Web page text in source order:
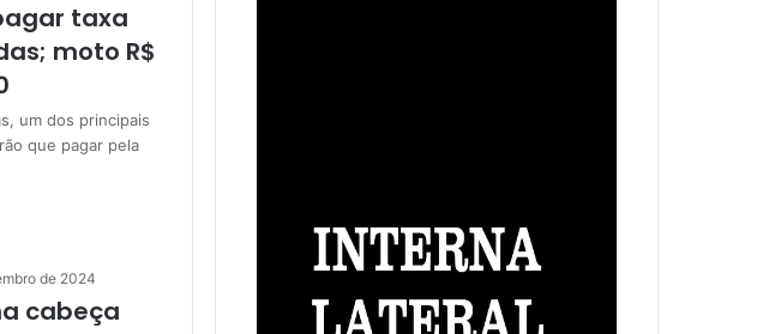
taxa
moto R$
um dos principais
que pagar pela
de 2024
cabeça